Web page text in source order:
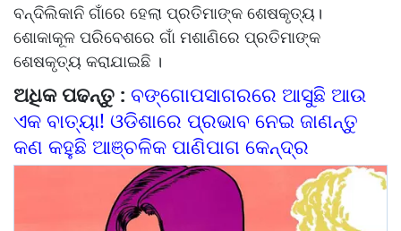
ବନ୍ଦିଲିକାନି ଗାଁରେ ହେଲା ପ୍ରତିମାଙ୍କ ଶେଷକୃତ୍ୟ।
ଶୋକାକୂଳ ପରିବେଶରେ ଗାଁ ମଶାଣିରେ ପ୍ରତିମାଙ୍କ
ଶେଷକୃତ୍ୟ କରାଯାଇଛି ।
ଅଧିକ ପଢନ୍ତୁ : ବଙ୍ଗୋପସାଗରରେ ଆସୁଛି ଆଉ
ଏକ ବାତ୍ୟା! ଓଡିଶାରେ ପ୍ରଭାବ ନେଇ ଜାଣନ୍ତୁ
କଣ କହୁଛି ଆଞ୍ଚଳିକ ପାଣିପାଗ କେନ୍ଦ୍ର